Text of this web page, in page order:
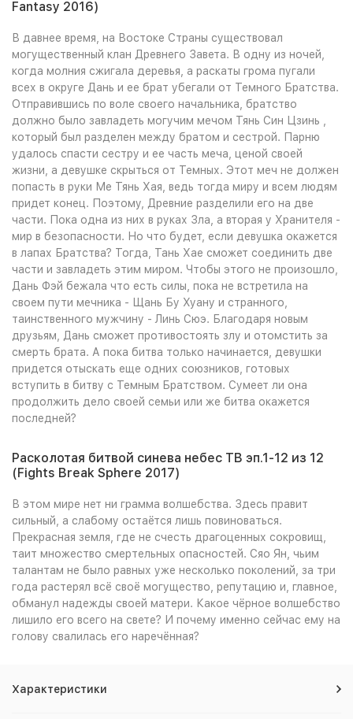
Fantasy 2016)
В давнее время, на Востоке Страны существовал
могущественный клан Древнего Завета. В одну из ночей,
когда молния сжигала деревья, а раскаты грома пугали
всех в округе Дань и ее брат убегали от Темного Братства.
Отправившись по воле своего начальника, братство
должно было завладеть могучим мечом Тянь Син Цзинь ,
который был разделен между братом и сестрой. Парню
удалось спасти сестру и ее часть меча, ценой своей
жизни, а девушке скрыться от Темных. Этот меч не должен
попасть в руки Ме Тянь Хая, ведь тогда миру и всем людям
придет конец. Поэтому, Древние разделили его на две
части. Пока одна из них в руках Зла, а вторая у Хранителя -
мир в безопасности. Но что будет, если девушка окажется
в лапах Братства? Тогда, Тань Хае сможет соединить две
части и завладеть этим миром. Чтобы этого не произошло,
Дань Фэй бежала что есть силы, пока не встретила на
своем пути мечника - Щань Бу Хуану и странного,
таинственного мужчину - Линь Сюэ. Благодаря новым
друзьям, Дань сможет противостоять злу и отомстить за
смерть брата. А пока битва только начинается, девушки
придется отыскать еще одних союзников, готовых
вступить в битву с Темным Братством. Сумеет ли она
продолжить дело своей семьи или же битва окажется
последней?
Расколотая битвой синева небес ТВ эп.1-12 из 12
(Fights Break Sphere 2017)
В этом мире нет ни грамма волшебства. Здесь правит
сильный, а слабому остаётся лишь повиноваться.
Прекрасная земля, где не счесть драгоценных сокровищ,
таит множество смертельных опасностей. Сяо Ян, чьим
талантам не было равных уже несколько поколений, за три
года растерял всё своё могущество, репутацию и, главное,
обманул надежды своей матери. Какое чёрное волшебство
лишило его всего на свете? И почему именно сейчас ему на
голову свалилась его наречённая?
Характеристики